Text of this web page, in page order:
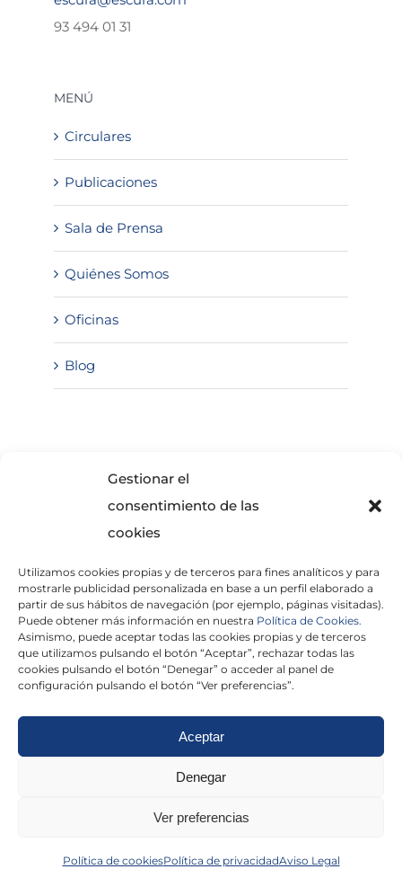
Gestionar el
consentimiento de las
cookies
Utilizamos cookies propias y de terceros para fines analíticos y para
mostrarle publicidad personalizada en base a un perfil elaborado a
partir de sus hábitos de navegación (por ejemplo, páginas visitadas).
Puede obtener más información en nuestra Política de Cookies.
Asimismo, puede aceptar todas las cookies propias y de terceros
que utilizamos pulsando el botón “Aceptar”, rechazar todas las
cookies pulsando el botón “Denegar” o acceder al panel de
configuración pulsando el botón “Ver preferencias”.
Aceptar
Denegar
Ver preferencias
Política de cookiesPolítica de privacidadAviso Legal
93 494 01 31
MENÚ
Circulares
Publicaciones
Sala de Prensa
Quiénes Somos
Oficinas
Blog
He leído y acepto laPolítica de Privacidad
Politica de cookies|Aviso Legal
Madrid|Tarragona